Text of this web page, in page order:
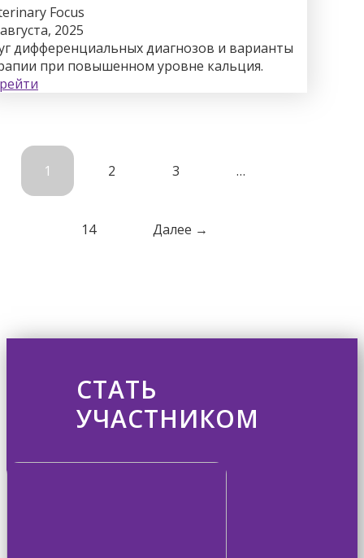
Focus
2025
дифференциальных диагнозов и варианты
при повышенном уровне кальция.
1 2 3 …
14 Далее →
СТАТЬ
УЧАСТНИКОМ